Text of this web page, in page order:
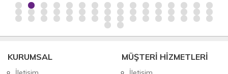
KURUMSAL MÜŞTERİ HİZMETLERİ